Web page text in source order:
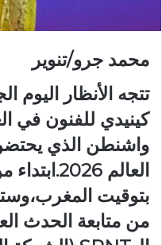
محمد جرو/تنوير
تتجه الأنظار
كينيدي للفنون في
واشنطن الذي
العالم
بتوقيت
من متابعة الحدث